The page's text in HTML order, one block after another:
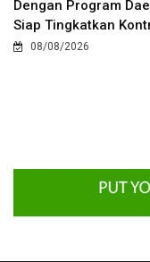
Dengan Program
Siap Tingkatkan
08/08/2026